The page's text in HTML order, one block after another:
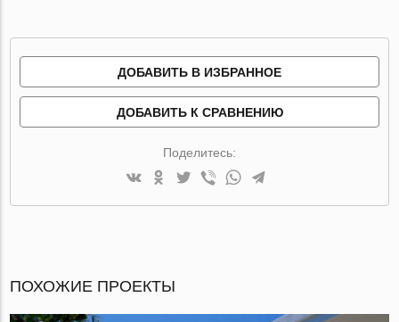
ДОБАВИТЬ В ИЗБРАННОЕ
ДОБАВИТЬ К СРАВНЕНИЮ
Поделитесь:
ПОХОЖИЕ ПРОЕКТЫ